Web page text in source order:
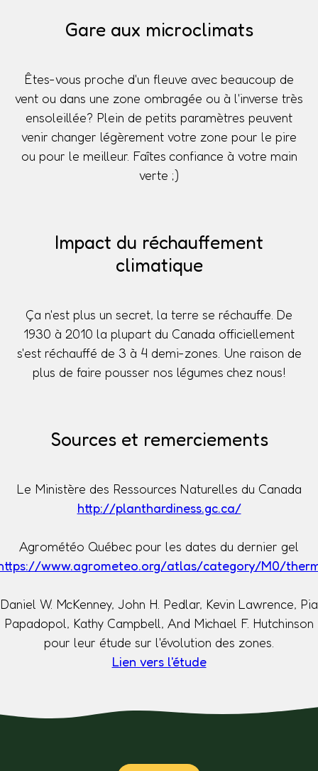
Gare aux microclimats
Êtes-vous proche d'un fleuve avec beaucoup de
vent ou dans une zone ombragée ou à l'inverse très
ensoleillée? Plein de petits paramètres peuvent
venir changer légèrement votre zone pour le pire
ou pour le meilleur. Faîtes confiance à votre main
verte ;)
Impact du réchauffement
climatique
Ça n'est plus un secret, la terre se réchauffe. De
1930 à 2010 la plupart du Canada officiellement
s'est réchauffé de 3 à 4 demi-zones. Une raison de
plus de faire pousser nos légumes chez nous!
Sources et remerciements
Le Ministère des Ressources Naturelles du Canada
http://planthardiness.gc.ca/
Agrométéo Québec pour les dates du dernier gel
www.agrometeo.org/atlas/category/M0/
Daniel W. McKenney, John H. Pedlar, Kevin Lawrence, Pia
Papadopol, Kathy Campbell, And Michael F. Hutchinson
pour leur étude sur l'évolution des zones.
Lien vers l'étude